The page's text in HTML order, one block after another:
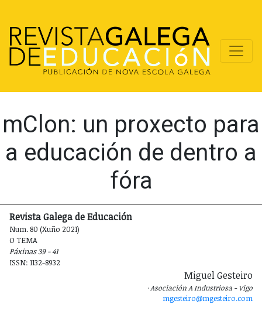
mClon: un proxecto para
a educación de dentro a
fóra
Revista Galega de Educación
Num. 80 (Xuño 2021)
O TEMA
Páxinas 39 - 41
ISSN: 1132-8932
Miguel Gesteiro
Asociación A Industriosa - Vigo
mgesteiro@mgesteiro.com